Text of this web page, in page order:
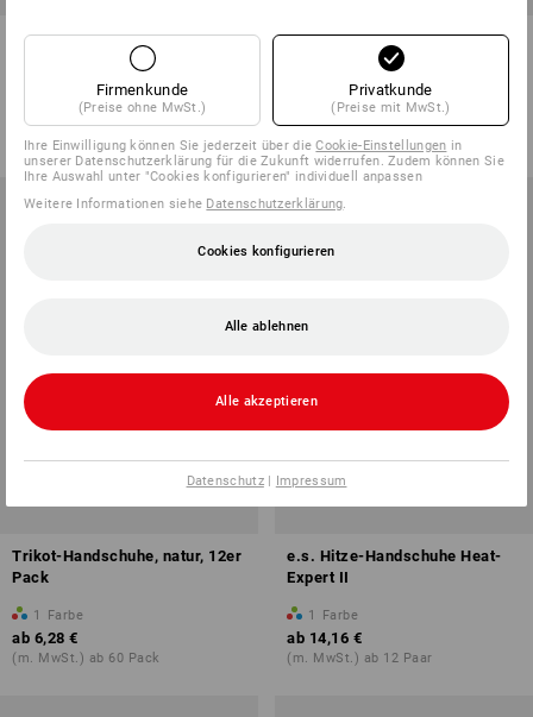
Trikot-Handschuhe, verstärkt,
ab 11,28 €
(m. MwSt.) ab 50 Pack
PVC-Trikot-Handschuhe Grip,
Farbe
14,14 €
(m. MwSt.) ab 50 Pack
Trikot-Handschuhe, natur, 12er
Pack
1 Farbe
ab 6,28 €
(m. MwSt.) ab 60 Pack
e.s. Hitze-Handschuhe Heat-
Expert II
1 Farbe
ab 14,16 €
(m. MwSt.) ab 12 Paar
Firmenkunde
(Preise ohne MwSt.)
Privatkunde
(Preise mit MwSt.)
Ihre Einwilligung können Sie jederzeit über dieCookie-Einstellungen in
unserer Datenschutzerklärung für die Zukunft widerrufen. Zudem können Sie
Ihre Auswahl unter "Cookies konfigurieren" individuell anpassen
Weitere Informationen siehe Datenschutzerklärung
Cookies konfigurieren
Alle ablehnen
Alle akzeptieren
Datenschutz| Impressum